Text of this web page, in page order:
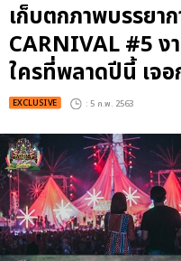
เก็บตกภาพบรรยา
CARNIVAL #5 ง
ใครที่พลาดปีนี้ เจ
EXCLUSIVE : 5 ก.พ. 2563